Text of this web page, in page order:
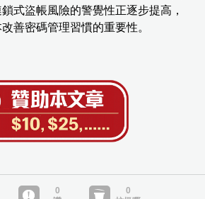
式盜帳風險的警覺性正逐步提高，
善密碼管理習慣的重要性。